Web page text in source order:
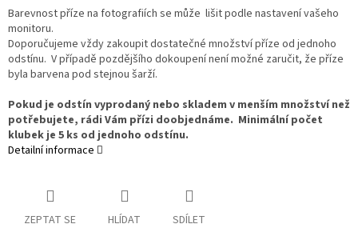
Barevnost příze na fotografiích se může lišit podle nastavení vašeho
monitoru.
Doporučujeme vždy zakoupit dostatečné množství příze od jednoho
odstínu. V případě pozdějšího dokoupení není možné zaručit, že příze
byla barvena pod stejnou šarží.
Pokud je odstín vyprodaný nebo skladem v menším množství než
potřebujete, rádi Vám přízi doobjednáme. Minimální počet
klubek je 5 ks od jednoho odstínu.
Detailní informace
ZEPTAT SE HLÍDAT SDÍLET